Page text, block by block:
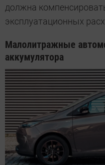
должна
эксплуатационных
Малолитражные
аккумулятора